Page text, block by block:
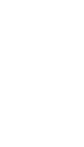
26.04.2021-